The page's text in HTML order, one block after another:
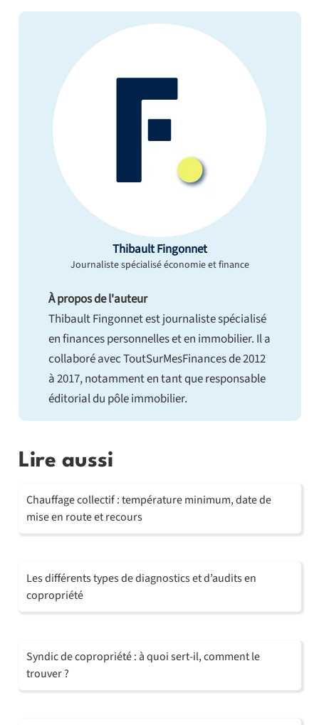
Thibault Fingonnet
Journaliste spécialisé économie et finance
À propos de l'auteur
Thibault Fingonnet est journaliste spécialisé
en finances personnelles et en immobilier. Il a
collaboré avec ToutSurMesFinances de 2012
à 2017, notamment en tant que responsable
éditorial du pôle immobilier.
Lire aussi
Chauffage collectif : température minimum, date de
mise en route et recours
Les différents types de diagnostics et d’audits en
copropriété
Syndic de copropriété : à quoi sert-il, comment le
trouver ?